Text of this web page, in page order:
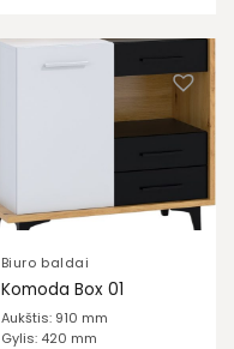
Biuro baldai
Komoda Box 01
Aukštis: 910 mm
Gylis: 420 mm